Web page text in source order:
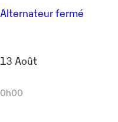
Alternateur fermé
13 Août
0h00